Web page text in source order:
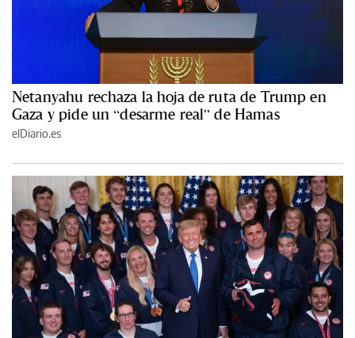
Netanyahu rechaza la hoja de ruta de Trump en
Gaza y pide un “desarme real” de Hamas
elDiario.es